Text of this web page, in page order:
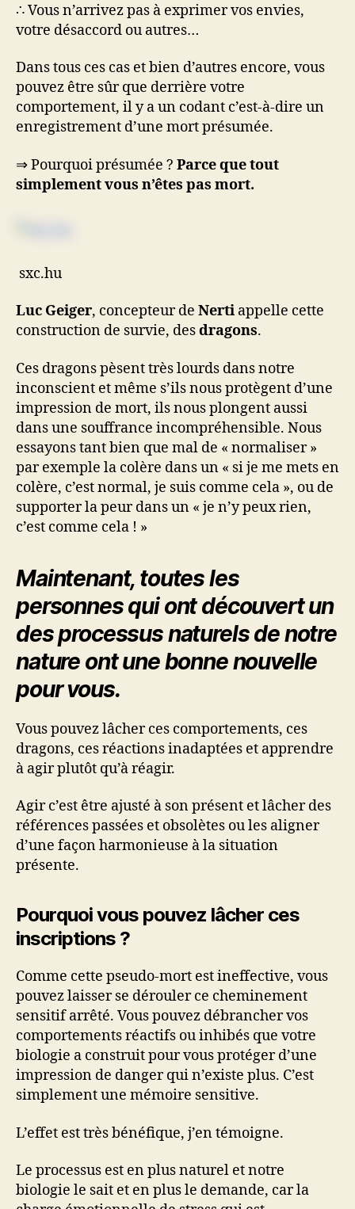
∴ Vous n’arrivez pas à exprimer vos envies,
votre désaccord ou autres…
Dans tous ces cas et bien d’autres encore, vous
pouvez être sûr que derrière votre
comportement, il y a un codant c’est-à-dire un
enregistrement d’une mort présumée.
⇒ Pourquoi présumée ? Parce que tout
simplement vous n’êtes pas mort.
sxc.hu
Luc Geiger, concepteur de Nerti appelle cette
construction de survie, desdragons.
Ces dragons pèsent très lourds dans notre
inconscient et même s’ils nous protègent d’une
impression de mort, ils nous plongent aussi
dans une souffrance incompréhensible. Nous
essayons tant bien que mal de « normaliser »
par exemple la colère dans un « si je me mets en
colère, c’est normal, je suis comme cela », ou de
supporter la peur dans un « je n’y peux rien,
c’est comme cela ! »
Maintenant, toutes les
personnes qui ont découvert un
des processus naturels de notre
nature ont une bonne nouvelle
pour vous.
Vous pouvez lâcher ces comportements, ces
dragons, ces réactions inadaptées et apprendre
à agir plutôt qu’à réagir.
Agir c’est être ajusté à son présent et lâcher des
références passées et obsolètes ou les aligner
d’une façon harmonieuse à la situation
présente.
Pourquoi vous pouvez lâcher ces
inscriptions ?
Comme cette pseudo-mort est ineffective, vous
pouvez laisser se dérouler ce cheminement
sensitif arrêté. Vous pouvez débrancher vos
comportements réactifs ou inhibés que votre
biologie a construit pour vous protéger d’une
impression de danger qui n’existe plus. C’est
simplement une mémoire sensitive.
L’effet est très bénéfique, j’en témoigne.
Le processus est en plus naturel et notre
biologie le sait et en plus le demande, car la